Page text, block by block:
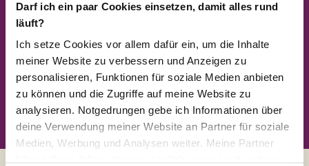
Darf ich ein paar Cookies einsetzen, damit alles rund
läuft?
Ich setze Cookies vor allem dafür ein, um die Inhalte
meiner Website zu verbessern und Anzeigen zu
personalisieren, Funktionen für soziale Medien anbieten
zu können und die Zugriffe auf meine Website zu
analysieren. Notgedrungen gebe ich Informationen über
deine Verwendung meiner Website an Partner für soziale
Medien, Werbung und Analysen weiter. Meine Partner
Liedbegleitung für Kinderlieder
Wer in der Lage ist, Lieder mit Instrumenten zu
begleiten, dem stehen ganz neue Werkzeuge zur
Verfügung. Kinder zum Tanzen zu animieren ist nur
eines davon!
mehr Infos